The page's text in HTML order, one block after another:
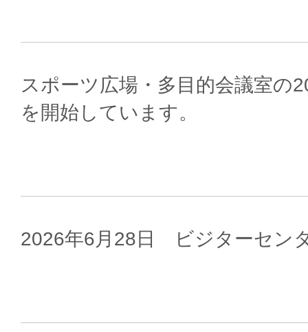
スポーツ広場・多目的会議室の
を開始しています。
2026年6月28日 ビジターセン